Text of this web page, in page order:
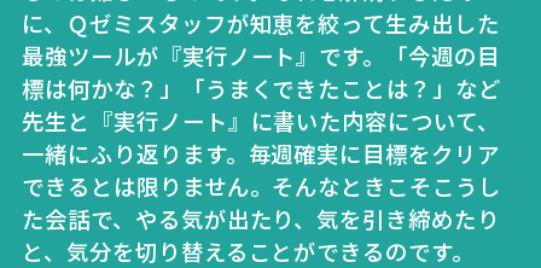
に、Ｑゼミスタッフが知恵を絞って生み出した
最強ツールが『実行ノート』です。「今週の目
標は何かな？」「うまくできたことは？」など
先生と『実行ノート』に書いた内容について、
一緒にふり返ります。毎週確実に目標をクリア
できるとは限りません。そんなときこそこうし
た会話で、やる気が出たり、気を引き締めたり
と、気分を切り替えることができるのです。